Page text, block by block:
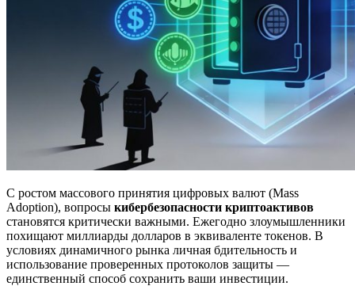
С ростом массового принятия цифровых валют (Mass
Adoption), вопросы кибербезопасности криптоактивов
становятся критически важными. Ежегодно злоумышленники
похищают миллиарды долларов в эквиваленте токенов. В
условиях динамичного рынка личная бдительность и
использование проверенных протоколов защиты —
единственный способ сохранить ваши инвестиции.